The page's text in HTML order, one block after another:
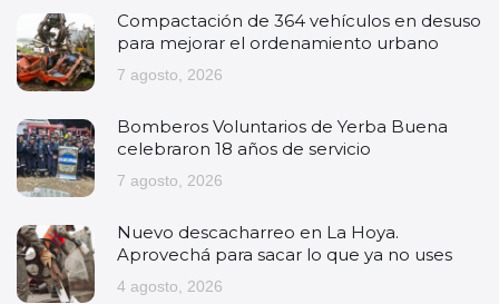
Compactación de 364 vehículos en desuso
para mejorar el ordenamiento urbano
7 agosto, 2026
Bomberos Voluntarios de Yerba Buena
celebraron 18 años de servicio
7 agosto, 2026
Nuevo descacharreo en La Hoya.
Aprovechá para sacar lo que ya no uses
4 agosto, 2026